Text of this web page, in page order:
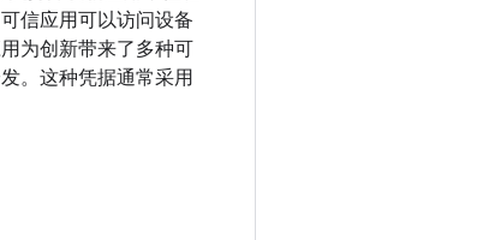
信应用可以访问设备
为创新带来了多种可
。这种凭据通常采用